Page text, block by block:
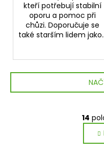
kteří potřebují stabilní
oporu a pomoc při
chůzi. Doporučuje se
také starším lidem
14